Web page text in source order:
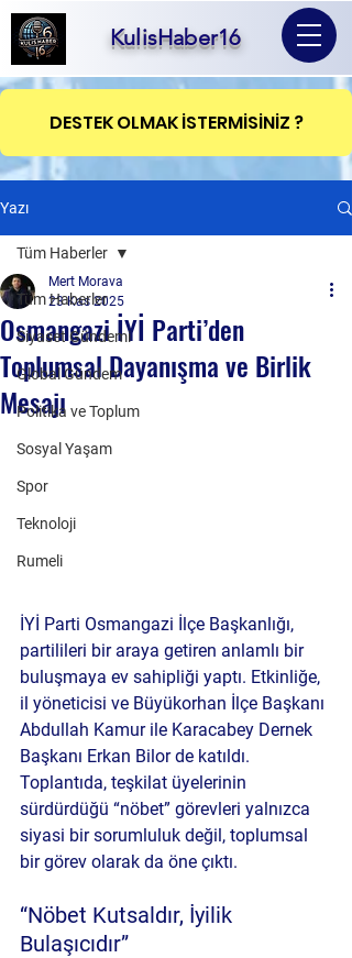
KulisHaber16
DESTEK OLMAK İSTERMİSİNİZ ?
Yazı
Tüm Haberler
Siyaset Gündemi
Global Gündem
Politika ve Toplum
Sosyal Yaşam
Spor
Teknoloji
Rumeli
Tüm Haberler
Osmangazi İYİ Parti’den
Toplumsal Dayanışma ve Birlik
Mesajı
Mert Morava
23 Kas 2025
İYİ Parti Osmangazi İlçe Başkanlığı,
partilileri bir araya getiren anlamlı bir
buluşmaya ev sahipliği yaptı. Etkinliğe,
il yöneticisi ve Büyükorhan İlçe Başkanı
Abdullah Kamur ile Karacabey Dernek
Başkanı Erkan Bilor de katıldı.
Toplantıda, teşkilat üyelerinin
sürdürdüğü “nöbet” görevleri yalnızca
siyasi bir sorumluluk değil, toplumsal
bir görev olarak da öne çıktı.
“Nöbet Kutsaldır, İyilik
Bulaşıcıdır”